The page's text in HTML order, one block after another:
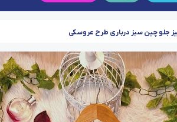
جلو چین سبز درباری طرح عروسکی